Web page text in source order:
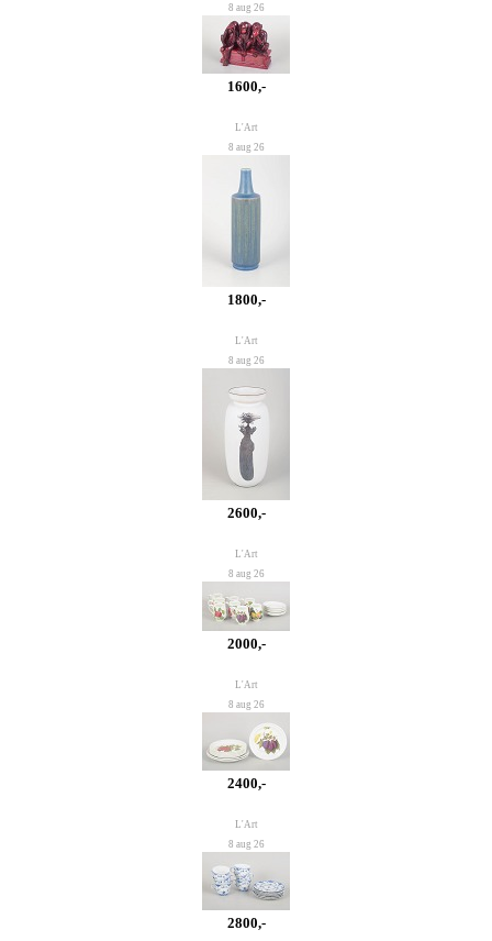
8 aug 26
1600,-
L'Art
8 aug 26
1800,-
L'Art
8 aug 26
2600,-
L'Art
8 aug 26
2000,-
L'Art
8 aug 26
2400,-
L'Art
8 aug 26
2800,-